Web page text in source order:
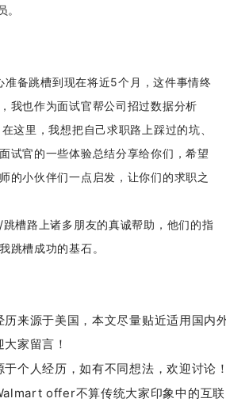
。
准备跳槽到现在将近5个月，这件事情终
我也作为面试官帮公司招过数据分析
这里，我想把自己求职路上踩过的坑、
试官的一些体验总结分享给你们，希望
的小伙伴们一点启发，让你们的求职之
槽路上诸多朋友的真诚帮助，他们的指
跳槽成功的基石️。
历来源于美国，本文尽量贴近适用国内
家留言！
于个人经历，如有不同想法，欢迎讨论
offer不算传统大家印象中的互